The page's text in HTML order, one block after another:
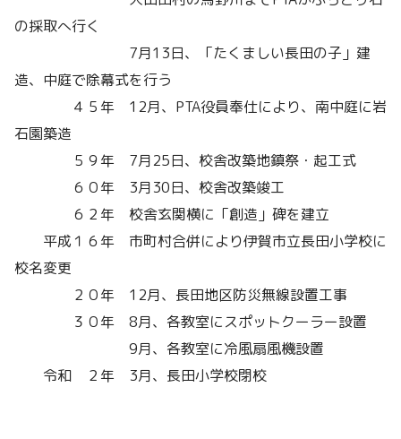
の採取へ行く
7月13日、「たくましい長田の子」建
造、中庭で除幕式を行う
４５年 12月、PTA役員奉仕により、南中庭に岩
石園築造
５９年 7月25日、校舎改築地鎮祭・起工式
６０年 3月30日、校舎改築竣工
６２年 校舎玄関横に「創造」碑を建立
平成１６年 市町村合併により伊賀市立長田小学校に
校名変更
２０年 12月、長田地区防災無線設置工事
３０年 8月、各教室にスポットクーラー設置
9月、各教室に冷風扇風機設置
令和 ２年 3月、長田小学校閉校